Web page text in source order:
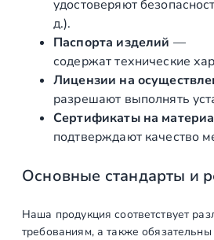
"
удостоверяют
д.).
Паспорта изделий —
содержат технические
Лицензии на
разрешают выполнять
Сертификаты на
подтверждают качество
Основные стандарты и
Наша продукция соответствует
требованиям, а также